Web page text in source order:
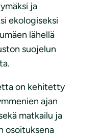
ja
ekologiseksi
lähellä
suojelun
on kehitetty
ajan
matkailu ja
osoituksena